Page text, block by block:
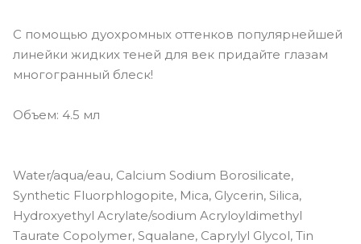
дуохром с голубым и розовым
блеском
Rose Gold Retro - розово-золотой
Sea Siren - ярко-лавандовый
оловянный с серебром
Smoldering Satin - тёплый
бронзово-бежевый с
серебряным переливом
С помощью дуохромных оттенков популярнейшей
линейки жидких теней для век придайте глазам
многогранный блеск!
Объем: 4.5 мл
Water/aqua/eau, Calcium Sodium Borosilicate,
Synthetic Fluorphlogopite, Mica, Glycerin, Silica,
Hydroxyethyl Acrylate/sodium Acryloyldimethyl
Taurate Copolymer, Squalane, Caprylyl Glycol, Tin